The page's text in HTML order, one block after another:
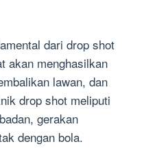
dari drop shot
akan menghasilkan
lawan, dan
drop shot meliputi
gerakan
dengan bola.